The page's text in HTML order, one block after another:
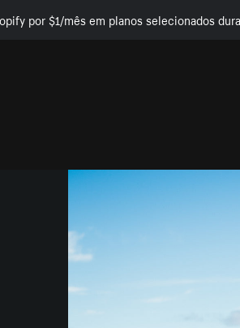
por $1/mês em planos selecionados